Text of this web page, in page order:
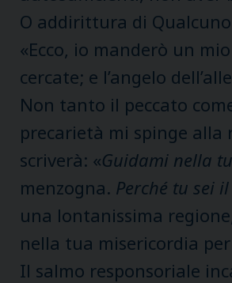
O addirittura di
«Ecco, io manderò un
cercate; e l’angelo
Non tanto il peccato
precarietà mi spinge alla
scriverà: «Guidami nella
menzogna. Perché tu sei
una lontanissima
nella tua misericordia
Il salmo responsoriale